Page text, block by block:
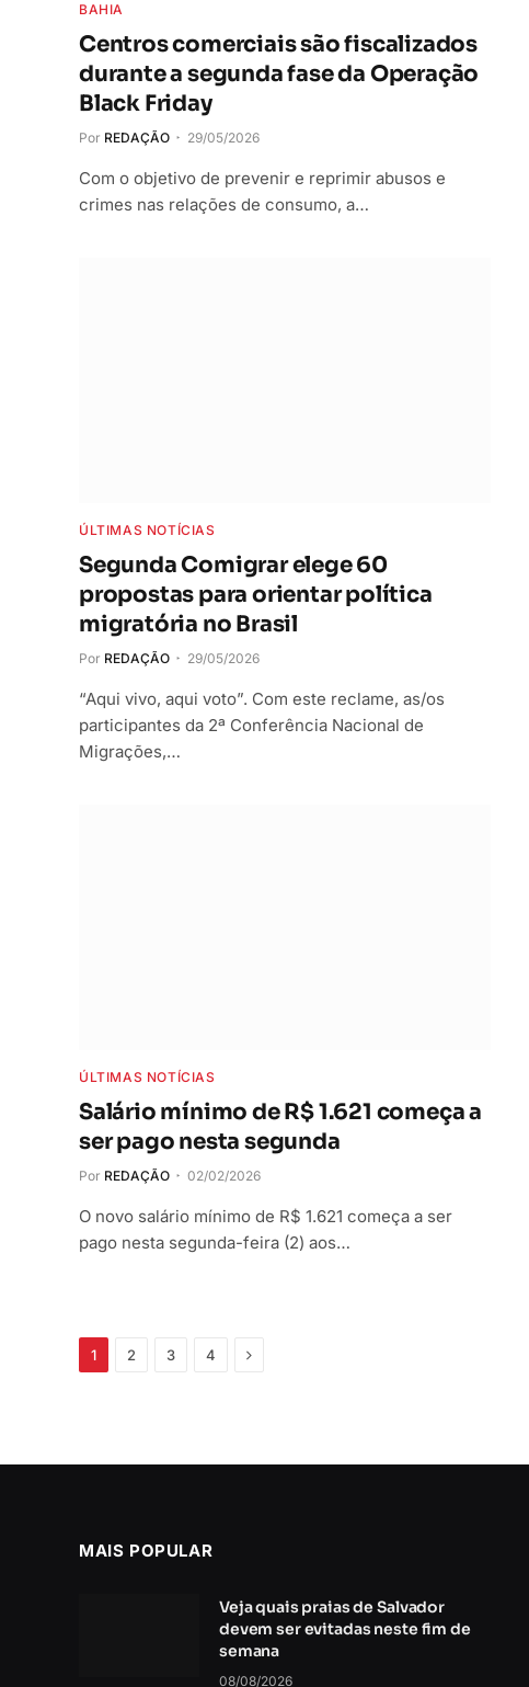
BAHIA
Centros comerciais são fiscalizados
durante a segunda fase da Operação
Black Friday
Por REDAÇÃO 29/05/2026
Com o objetivo de prevenir e reprimir abusos e
crimes nas relações de consumo, a…
ÚLTIMAS NOTÍCIAS
Segunda Comigrar elege 60
propostas para orientar política
migratória no Brasil
Por REDAÇÃO 29/05/2026
“Aqui vivo, aqui voto”. Com este reclame, as/os
participantes da 2ª Conferência Nacional de
Migrações,…
ÚLTIMAS NOTÍCIAS
Salário mínimo de R$ 1.621 começa a
ser pago nesta segunda
Por REDAÇÃO 02/02/2026
O novo salário mínimo de R$ 1.621 começa a ser
pago nesta segunda-feira (2) aos…
1 2 3 4 Próximo
MAIS POPULAR
Veja quais praias de Salvador
devem ser evitadas neste fim de
semana
08/08/2026